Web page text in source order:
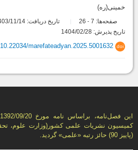
خمینی(ره)
صفحه‌ها: 7
-
تاریخ دریافت: 1403/11/14
تاریخ پذیرش: 1404/02/28
doi
10.22034/marefateadyan.2025.5001632
(پاییز 90) حائز رتبه «علمی» گردید.